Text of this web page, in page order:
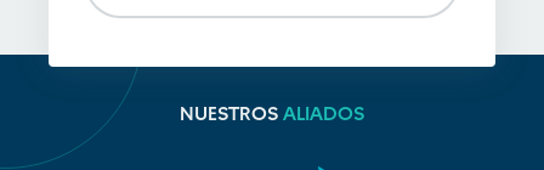
NUESTROS ALIADOS